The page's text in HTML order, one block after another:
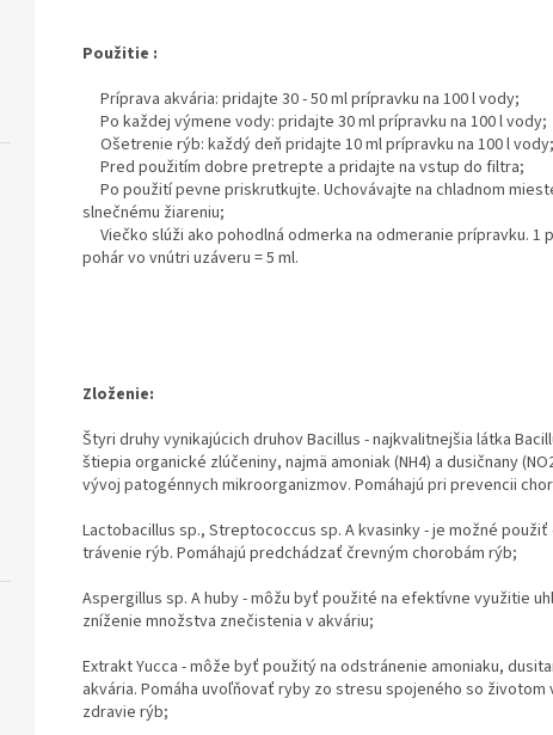
Použitie :
Príprava akvária: pridajte 30 - 50 ml prípravku na 100 l vody;
Po každej výmene vody: pridajte 30 ml prípravku na 100 l vody;
Ošetrenie rýb: každý deň pridajte 10 ml prípravku na 100 l vody;
Pred použitím dobre pretrepte a pridajte na vstup do filtra;
Po použití pevne priskrutkujte. Uchovávajte na chladnom
slnečnému žiareniu;
Viečko slúži ako pohodlná odmerka na odmeranie prípravku. 1
pohár vo vnútri uzáveru = 5 ml.
Zloženie:
Štyri druhy vynikajúcich druhov Bacillus - najkvalitnejšia látka
štiepia organické zlúčeniny, najmä amoniak (NH4) a dusičnany
vývoj patogénnych mikroorganizmov. Pomáhajú pri prevencii
Lactobacillus sp., Streptococcus sp. A kvasinky - je možné
trávenie rýb. Pomáhajú predchádzať črevným chorobám rýb;
Aspergillus sp. A huby - môžu byť použité na efektívne využitie
zníženie množstva znečistenia v akváriu;
Extrakt Yucca - môže byť použitý na odstránenie amoniaku,
akvária. Pomáha uvoľňovať ryby zo stresu spojeného so životom
zdravie rýb;